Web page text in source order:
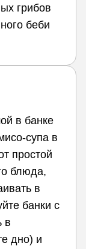
грибов
беби
в банке
супа в
простой
блюда,
в
банки с
в
дно) и